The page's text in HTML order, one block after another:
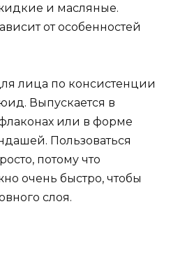
и масляные.
от особенностей
лица по консистенции
Выпускается в
или в форме
Пользоваться
потому что
очень быстро, чтобы
слоя.